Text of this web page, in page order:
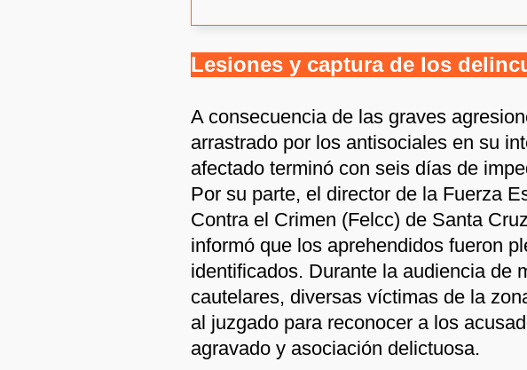
Lesiones y captura de los
A consecuencia de las graves
arrastrado por los antisociales en su
afectado terminó con seis días de
Por su parte, el director de la Fuerza
Contra el Crimen (Felcc) de Santa
informó que los aprehendidos fueron
identificados. Durante la audiencia de
cautelares, diversas víctimas de la
al juzgado para reconocer a los
agravado y asociación delictuosa.